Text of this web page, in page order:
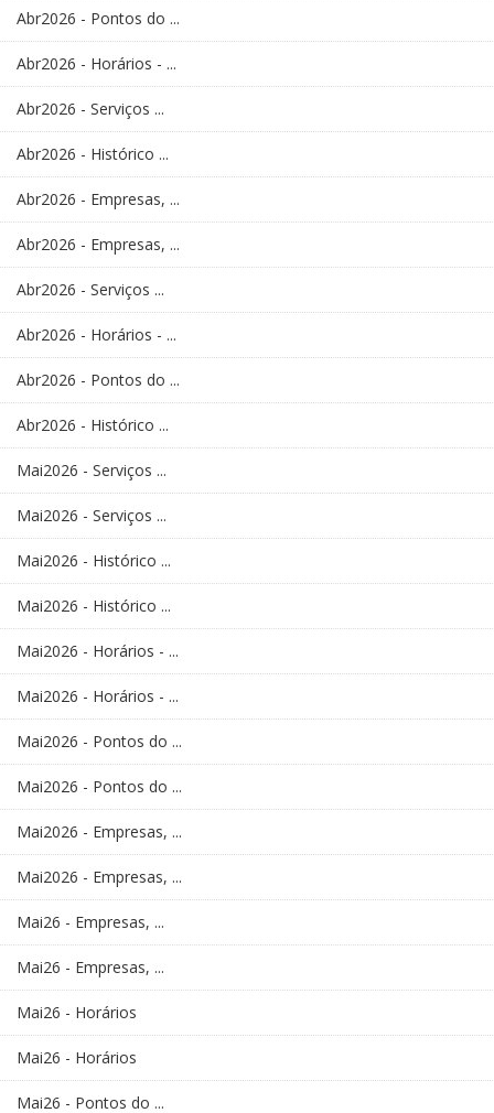
Abr2026 - Pontos do ...
Abr2026 - Horários - ...
Abr2026 - Serviços ...
Abr2026 - Histórico ...
Abr2026 - Empresas, ...
Abr2026 - Empresas, ...
Abr2026 - Serviços ...
Abr2026 - Horários - ...
Abr2026 - Pontos do ...
Abr2026 - Histórico ...
Mai2026 - Serviços ...
Mai2026 - Serviços ...
Mai2026 - Histórico ...
Mai2026 - Histórico ...
Mai2026 - Horários - ...
Mai2026 - Horários - ...
Mai2026 - Pontos do ...
Mai2026 - Pontos do ...
Mai2026 - Empresas, ...
Mai2026 - Empresas, ...
Mai26 - Empresas, ...
Mai26 - Empresas, ...
Mai26 - Horários
Mai26 - Horários
Mai26 - Pontos do ...